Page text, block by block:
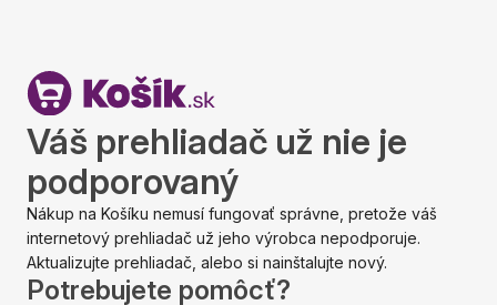
Váš prehliadač už nie je
podporovaný
Nákup na Košíku nemusí fungovať správne, pretože váš
internetový prehliadač už jeho výrobca nepodporuje.
Aktualizujte prehliadač, alebo si nainštalujte nový.
Potrebujete pomôcť?